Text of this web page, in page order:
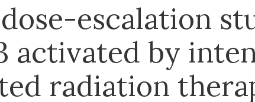
escalation
activated by
radiation